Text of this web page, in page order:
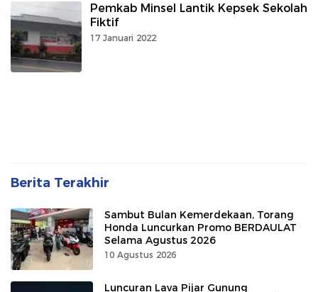
Pemkab Minsel Lantik Kepsek Sekolah
Fiktif
17 Januari 2022
Berita Terakhir
Sambut Bulan Kemerdekaan, Torang
Honda Luncurkan Promo BERDAULAT
Selama Agustus 2026
10 Agustus 2026
Luncuran Lava Pijar Gunung